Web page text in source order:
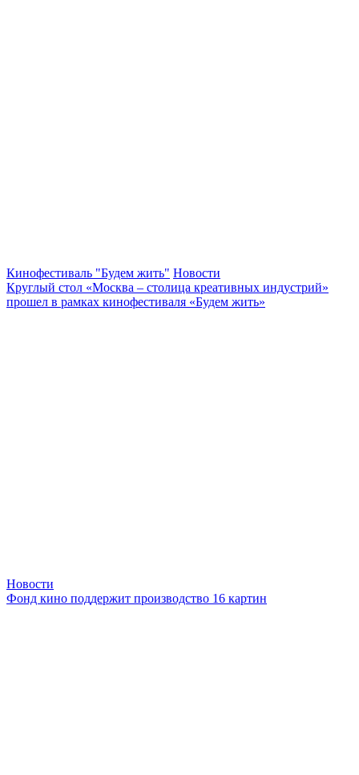
Кинофестиваль "Будем жить" Новости
Круглый стол «Москва – столица креативных индустрий»
прошел в рамках кинофестиваля «Будем жить»
Новости
Фонд кино поддержит производство 16 картин